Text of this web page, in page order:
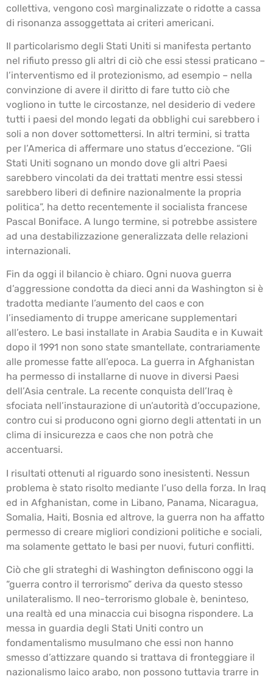
collettiva, vengono così marginalizzate o ridotte a cassa
di risonanza assoggettata ai criteri americani.
Il particolarismo degli Stati Uniti si manifesta pertanto
nel rifiuto presso gli altri di ciò che essi stessi praticano –
l’interventismo ed il protezionismo, ad esempio – nella
convinzione di avere il diritto di fare tutto ciò che
vogliono in tutte le circostanze, nel desiderio di vedere
tutti i paesi del mondo legati da obblighi cui sarebbero i
soli a non dover sottomettersi. In altri termini, si tratta
per l’America di affermare uno status d’eccezione. “Gli
Stati Uniti sognano un mondo dove gli altri Paesi
sarebbero vincolati da dei trattati mentre essi stessi
sarebbero liberi di definire nazionalmente la propria
politica”, ha detto recentemente il socialista francese
Pascal Boniface. A lungo termine, si potrebbe assistere
ad una destabilizzazione generalizzata delle relazioni
internazionali.
Fin da oggi il bilancio è chiaro. Ogni nuova guerra
d’aggressione condotta da dieci anni da Washington si è
tradotta mediante l’aumento del caos e con
l’insediamento di truppe americane supplementari
all’estero. Le basi installate in Arabia Saudita e in Kuwait
dopo il 1991 non sono state smantellate, contrariamente
alle promesse fatte all’epoca. La guerra in Afghanistan
ha permesso di installarne di nuove in diversi Paesi
dell’Asia centrale. La recente conquista dell’Iraq è
sfociata nell’instaurazione di un’autorità d’occupazione,
contro cui si producono ogni giorno degli attentati in un
clima di insicurezza e caos che non potrà che
accentuarsi.
I risultati ottenuti al riguardo sono inesistenti. Nessun
problema è stato risolto mediante l’uso della forza. In Iraq
ed in Afghanistan, come in Libano, Panama, Nicaragua,
Somalia, Haiti, Bosnia ed altrove, la guerra non ha affatto
permesso di creare migliori condizioni politiche e sociali,
ma solamente gettato le basi per nuovi, futuri conflitti.
Ciò che gli strateghi di Washington definiscono oggi la
“guerra contro il terrorismo” deriva da questo stesso
unilateralismo. Il neo-terrorismo globale è, beninteso,
una realtà ed una minaccia cui bisogna rispondere. La
messa in guardia degli Stati Uniti contro un
fondamentalismo musulmano che essi non hanno
smesso d’attizzare quando si trattava di fronteggiare il
nazionalismo laico arabo, non possono tuttavia trarre in